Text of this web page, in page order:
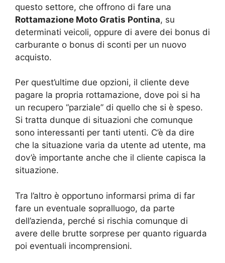
questo settore, che offrono di fare una
Rottamazione Moto Gratis Pontina, su
determinati veicoli, oppure di avere dei bonus di
carburante o bonus di sconti per un nuovo
acquisto.
Per quest’ultime due opzioni, il cliente deve
pagare la propria rottamazione, dove poi si ha
un recupero “parziale” di quello che si è speso.
Si tratta dunque di situazioni che comunque
sono interessanti per tanti utenti. C’è da dire
che la situazione varia da utente ad utente, ma
dov’è importante anche che il cliente capisca la
situazione.
Tra l’altro è opportuno informarsi prima di far
fare un eventuale sopralluogo, da parte
dell’azienda, perché si rischia comunque di
avere delle brutte sorprese per quanto riguarda
poi eventuali incomprensioni.